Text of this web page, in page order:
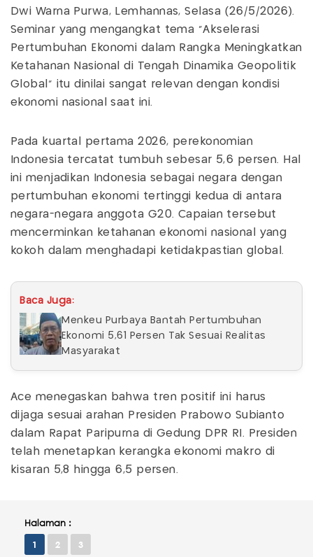
Dwi Warna Purwa, Lemhannas, Selasa (26/5/2026).
Seminar yang mengangkat tema "Akselerasi
Pertumbuhan Ekonomi dalam Rangka Meningkatkan
Ketahanan Nasional di Tengah Dinamika Geopolitik
Global" itu dinilai sangat relevan dengan kondisi
ekonomi nasional saat ini.
Pada kuartal pertama 2026, perekonomian
Indonesia tercatat tumbuh sebesar 5,6 persen. Hal
ini menjadikan Indonesia sebagai negara dengan
pertumbuhan ekonomi tertinggi kedua di antara
negara-negara anggota G20. Capaian tersebut
mencerminkan ketahanan ekonomi nasional yang
kokoh dalam menghadapi ketidakpastian global.
Baca Juga:
Menkeu Purbaya Bantah Pertumbuhan
Ekonomi 5,61 Persen Tak Sesuai Realitas
Masyarakat
Ace menegaskan bahwa tren positif ini harus
dijaga sesuai arahan Presiden Prabowo Subianto
dalam Rapat Paripurna di Gedung DPR RI. Presiden
telah menetapkan kerangka ekonomi makro di
kisaran 5,8 hingga 6,5 persen.
Halaman :
1 2 3